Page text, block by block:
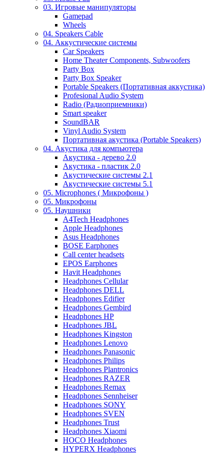
03. Игровые манипуляторы
Gamepad
Wheels
04. Speakers Cable
04. Аккустические системы
Car Speakers
Home Theater Components, Subwoofers
Party Box
Party Box Speaker
Portable Speakers (Портативная аккустика)
Profesional Audio System
Radio (Радиоприемники)
Smart speaker
SoundBAR
Vinyl Audio System
Портативная акустика (Portable Speakers)
04. Акустика для компьютера
Акустика - дерево 2.0
Акустика - пластик 2.0
Акустические системы 2.1
Акустические системы 5.1
05. Microphones ( Микрофоны )
05. Микрофоны
05. Наушники
A4Tech Headphones
Apple Headphones
Asus Headphones
BOSE Earphones
Call center headsets
EPOS Earphones
Havit Headphones
Headphones Cellular
Headphones DELL
Headphones Edifier
Headphones Gembird
Headphones HP
Headphones JBL
Headphones Kingston
Headphones Lenovo
Headphones Panasonic
Headphones Philips
Headphones Plantronics
Headphones RAZER
Headphones Remax
Headphones Sennheiser
Headphones SONY
Headphones SVEN
Headphones Trust
Headphones Xiaomi
HOCO Headphones
HYPERX Headphones